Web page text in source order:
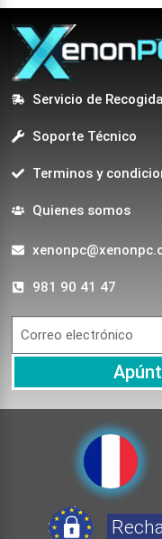
Servicio de
Soporte Técnico
Terminos y
Quienes somos
981 90 41 47